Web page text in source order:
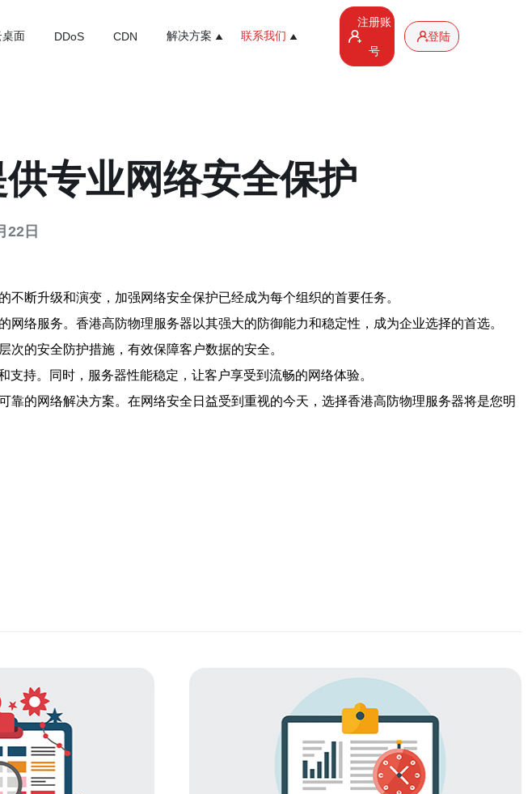
桌面 DDoS CDN 解决方案 联系我们
注册账
号
登陆
专业网络安全保护
22日
断升级和演变，加强网络安全保护已经成为每个组织的首要任务。
络服务。香港高防物理服务器以其强大的防御能力和稳定性，成为企业选择的首选。
的安全防护措施，有效保障客户数据的安全。
持。同时，服务器性能稳定，让客户享受到流畅的网络体验。
的网络解决方案。在网络安全日益受到重视的今天，选择香港高防物理服务器将是您明